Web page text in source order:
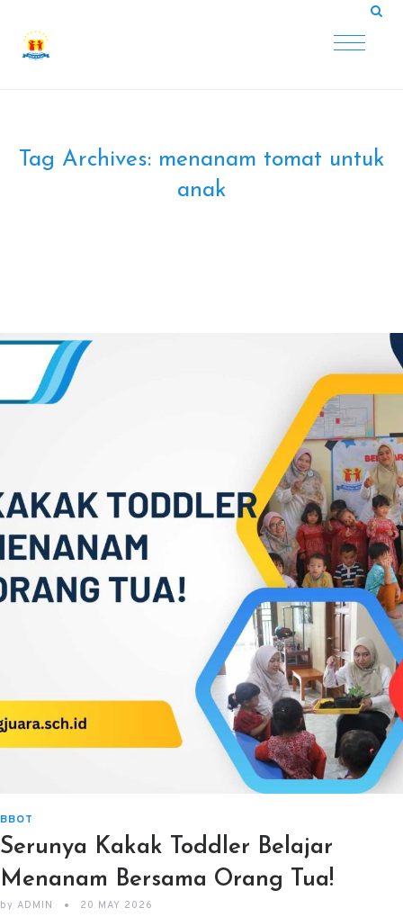
Tag Archives: menanam tomat untuk
anak
BBOT
Serunya Kakak Toddler Belajar
Menanam Bersama Orang Tua!
by ADMIN 20 MAY 2026